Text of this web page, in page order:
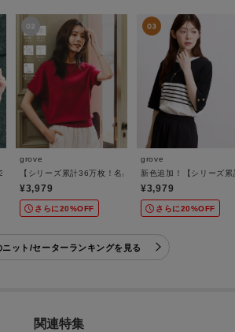
万枚/UVカット・ひんやり・洗濯機OK】やわらかドライタ
grove
【シリーズ累計36万枚！名品ニット】やわらかドライ
¥3,979
さらに20%OFF
grove
新色追加！【シリーズ
¥3,979
さらに20%OFF
ニット/セーターランキングを見る
関連特集